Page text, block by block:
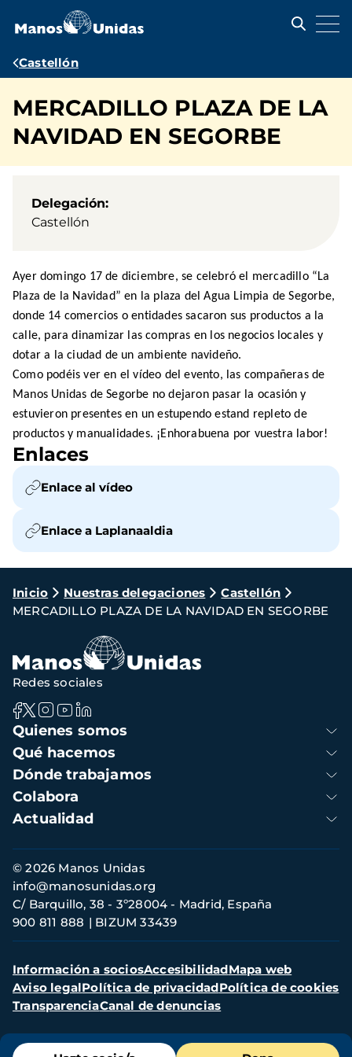
contenido
Ruta
navegación
Castellón
MERCADILLO PLAZA DE LA
NAVIDAD EN SEGORBE
Delegación
Castellón
Ayer domingo 17 de diciembre, se celebró el mercadillo “La
Plaza de la Navidad” en la plaza del Agua Limpia de Segorbe,
donde 14 comercios o entidades sacaron sus productos a la
calle, para dinamizar las compras en los negocios locales y
dotar a la ciudad de un ambiente navideño.
Como podéis ver en el vídeo del evento, las compañeras de
Manos Unidas de Segorbe no dejaron pasar la ocasión y
estuvieron presentes en un estupendo estand repleto de
productos y manualidades. ¡Enhorabuena por vuestra labor!
Enlaces
Enlace al vídeo
Enlace a Laplanaaldia
Ruta
de
navegación
Inicio Nuestras delegaciones
Castellón
MERCADILLO PLAZA DE LA NAVIDAD EN SEGORBE
Menú
Navegación
principal
Quienes somos
Qué hacemos
Dónde trabajamos
Colabora
Actualidad
Redes sociales
Información
de
contacto
© 2026 Manos Unidas
C/ Barquillo, 38 - 3º28004 - Madrid, España
900 811 888
BIZUM 33439
info@manosunidas.org
Menú
secundario
Información a sociosAccesibilidadMapa web
Aviso legalPolítica de privacidadPolítica de cookies
TransparenciaCanal de denuncias